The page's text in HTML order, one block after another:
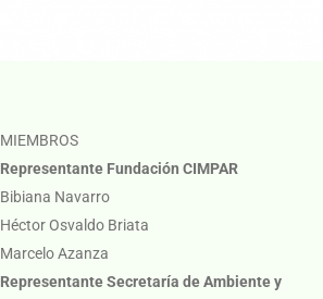
MIEMBROS
Representante Fundación CIMPAR
Bibiana Navarro
Héctor Osvaldo Briata
Marcelo Azanza
Representante Secretaría de Ambiente y